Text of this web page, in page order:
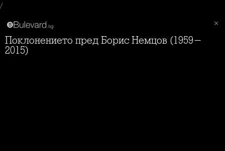
/
Поклонението пред Борис Немцов (1959-
2015)